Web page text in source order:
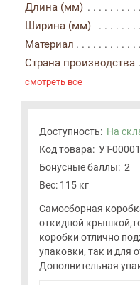
Длина (мм)
Ширина (мм)
Материал
Страна производства
смотреть все
Доступность: На
Код товара: УТ-
Бонусные баллы: 2
Вес: 115 кг
Самосборная
откидной
коробки отлично
упаковки, так и для
Дополнительная